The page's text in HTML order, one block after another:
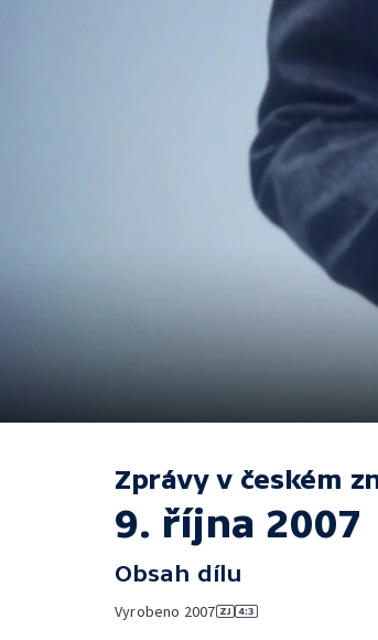
Zprávy v českém
9. října 2007
Obsah dílu
Vyrobeno 2007